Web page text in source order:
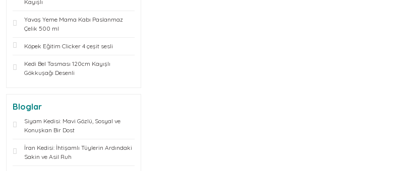
Kayışlı
Yavaş Yeme Mama Kabı Paslanmaz
Çelik 500 ml
Köpek Eğitim Clicker 4 çeşit sesli
Kedi Bel Tasması 120cm Kayışlı
Gökkuşağı Desenli
Bloglar
Siyam Kedisi: Mavi Gözlü, Sosyal ve
Konuşkan Bir Dost
İran Kedisi: İhtişamlı Tüylerin Ardındaki
Sakin ve Asil Ruh